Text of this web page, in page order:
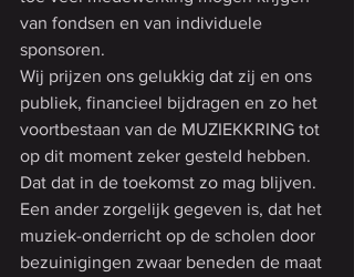
van fondsen en van individuele
sponsoren.
Wij prijzen ons gelukkig dat zij en ons
publiek, financieel bijdragen en zo het
voortbestaan van de MUZIEKKRING tot
op dit moment zeker gesteld hebben.
Dat dat in de toekomst zo mag blijven.
Een ander zorgelijk gegeven is, dat het
muziek-onderricht op de scholen door
bezuinigingen zwaar beneden de maat